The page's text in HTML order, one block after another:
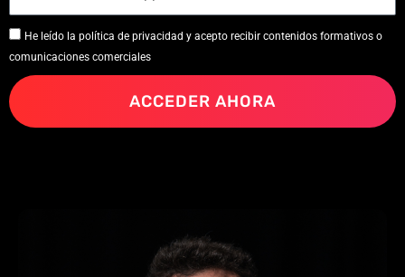
He leído la política de privacidad y acepto recibir contenidos formativos o
comunicaciones comerciales
ACCEDER AHORA